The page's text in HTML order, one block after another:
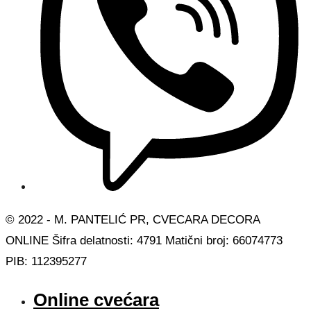
© 2022 - M. PANTELIĆ PR, CVECARA DECORA
ONLINE Šifra delatnosti: 4791 Matični broj: 66074773
PIB: 112395277
Online cvećara